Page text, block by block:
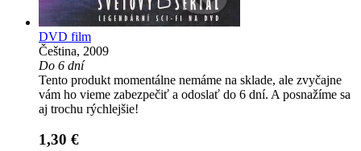
DVD film
Čeština, 2009
Do 6 dní
Tento produkt momentálne nemáme na sklade, ale zvyčajne
vám ho vieme zabezpečiť a odoslať do 6 dní. A posnažíme sa
aj trochu rýchlejšie!
1,30 €